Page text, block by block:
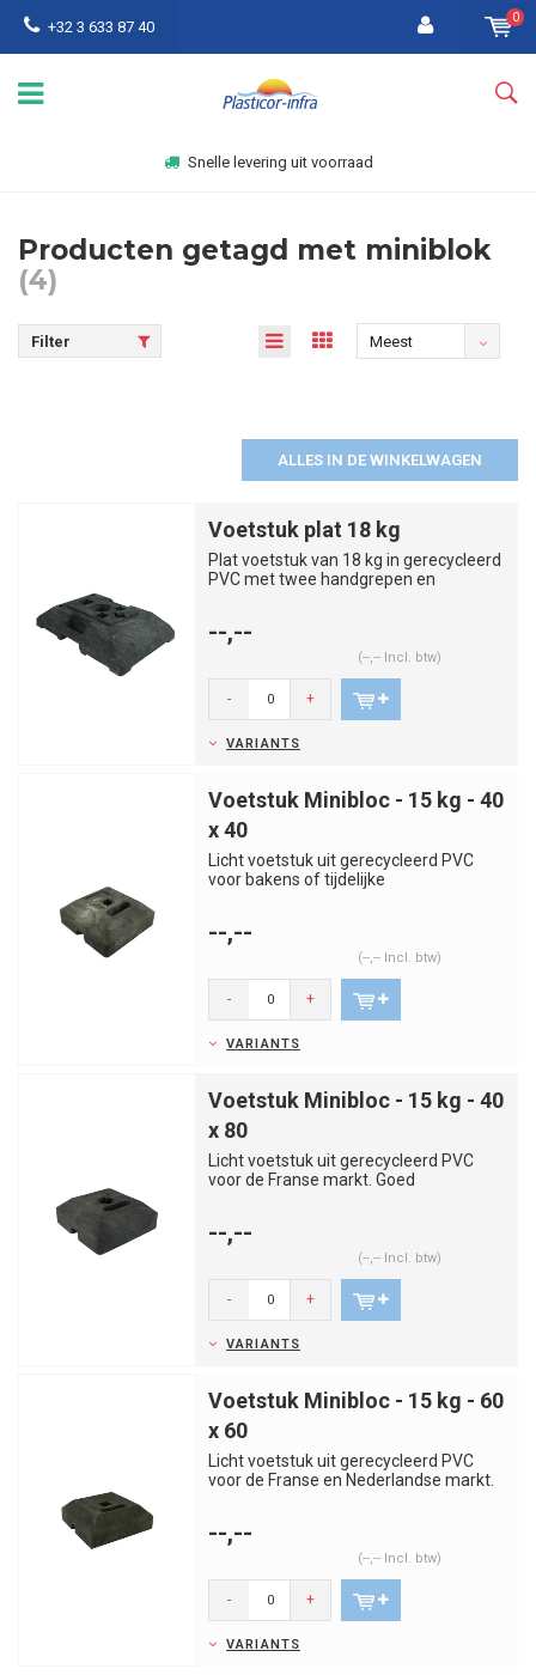
+32 3 633 87 40
0
Snelle levering uit voorraad
Producten getagd met miniblok
(4)
Filter
Meest
ALLES IN DE WINKELWAGEN
Voetstuk plat 18 kg
Plat voetstuk van 18 kg in gerecycleerd
PVC met twee handgrepen en
--,--
(--,-- Incl. btw)
- +
VARIANTS
Voetstuk Minibloc - 15 kg - 40
x 40
Licht voetstuk uit gerecycleerd PVC
voor bakens of tijdelijke
--,--
(--,-- Incl. btw)
- +
VARIANTS
Voetstuk Minibloc - 15 kg - 40
x 80
Licht voetstuk uit gerecycleerd PVC
voor de Franse markt. Goed
--,--
(--,-- Incl. btw)
- +
VARIANTS
Voetstuk Minibloc - 15 kg - 60
x 60
Licht voetstuk uit gerecycleerd PVC
voor de Franse en Nederlandse markt.
--,--
(--,-- Incl. btw)
- +
VARIANTS